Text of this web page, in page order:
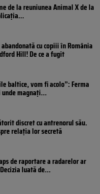
de la reuniunea Animal X de la
cu copiii în România
Hill! De ce a fugit
baltice, vom fi acolo”: Ferma
magnați...
discret cu antrenorul său.
relația lor secretă
de raportare a radarelor ar
luată de...